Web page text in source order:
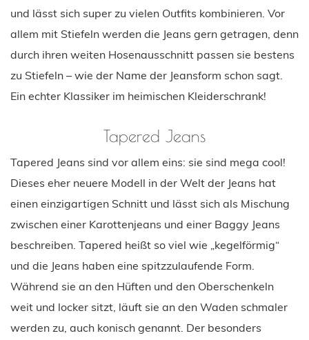
und lässt sich super zu vielen Outfits kombinieren. Vor
allem mit Stiefeln werden die Jeans gern getragen, denn
durch ihren weiten Hosenausschnitt passen sie bestens
zu Stiefeln – wie der Name der Jeansform schon sagt.
Ein echter Klassiker im heimischen Kleiderschrank!
Tapered Jeans
Tapered Jeans sind vor allem eins: sie sind mega cool!
Dieses eher neuere Modell in der Welt der Jeans hat
einen einzigartigen Schnitt und lässt sich als Mischung
zwischen einer Karottenjeans und einer Baggy Jeans
beschreiben. Tapered heißt so viel wie „kegelförmig“
und die Jeans haben eine spitzzulaufende Form.
Während sie an den Hüften und den Oberschenkeln
weit und locker sitzt, läuft sie an den Waden schmaler
werden zu, auch konisch genannt. Der besonders